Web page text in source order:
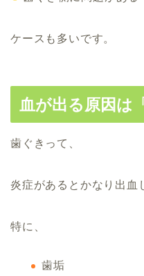
ケースも多いです。
血が出る原因は
歯ぐきって、
炎症があるとかなり出血
特に、
歯垢